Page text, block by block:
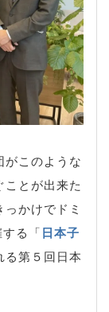
がこのような
とが出来た
かけでドミ
る「日本子
る第５回日本